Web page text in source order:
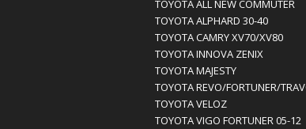
TOYOTA ALL NEW COMMUTER
TOYOTA ALPHARD 30-40
TOYOTA CAMRY XV70/XV80
TOYOTA INNOVA ZENIX
TOYOTA MAJESTY
TOYOTA REVO/FORTUNER/
TOYOTA VELOZ
TOYOTA VIGO FORTUNER 05-12